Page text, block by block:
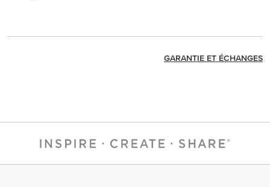
GARANTIE ET ÉCHANGES